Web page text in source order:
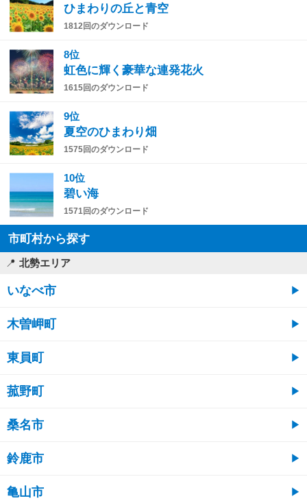
ひまわりの丘と青空
1812回のダウンロード
8位
虹色に輝く豪華な連発花火
1615回のダウンロード
9位
夏空のひまわり畑
1575回のダウンロード
10位
碧い海
1571回のダウンロード
市町村から探す
北勢エリア
いなべ市
木曽岬町
東員町
菰野町
桑名市
鈴鹿市
亀山市